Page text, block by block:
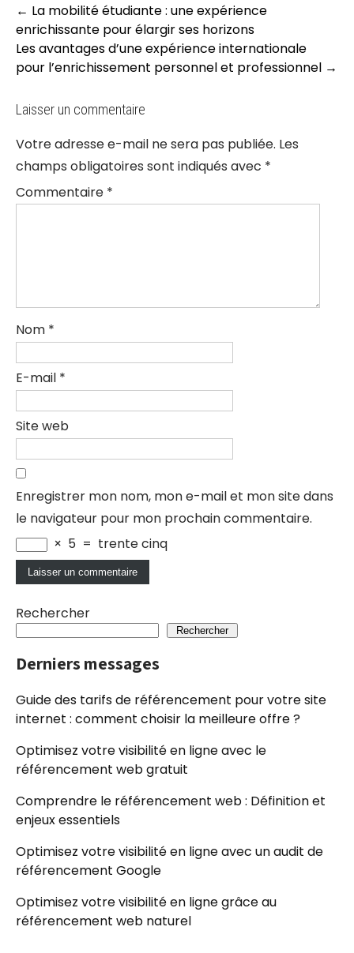
Post
navigation
← La mobilité étudiante : une expérience
enrichissante pour élargir ses horizons
Les avantages d’une expérience internationale
pour l’enrichissement personnel et professionnel →
Laisser un commentaire
Votre adresse e-mail ne sera pas publiée. Les
champs obligatoires sont indiqués avec *
Commentaire *
Nom *
E-mail *
Site web
Enregistrer mon nom, mon e-mail et mon site dans
le navigateur pour mon prochain commentaire.
× 5 = trente cinq
Rechercher
Rechercher
Derniers messages
Guide des tarifs de référencement pour votre site
internet : comment choisir la meilleure offre ?
Optimisez votre visibilité en ligne avec le
référencement web gratuit
Comprendre le référencement web : Définition et
enjeux essentiels
Optimisez votre visibilité en ligne avec un audit de
référencement Google
Optimisez votre visibilité en ligne grâce au
référencement web naturel